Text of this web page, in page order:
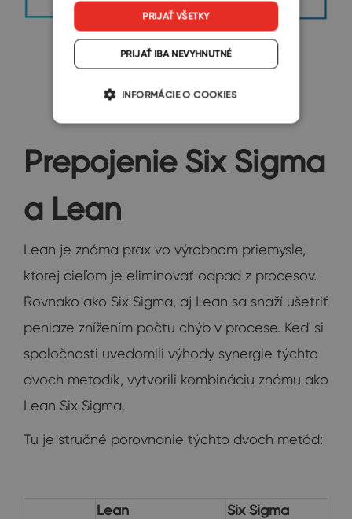
Prepojenie Six Sigma
a Lean
Lean je známa prax vo výrobnom priemysle,
ktorej cieľom je eliminovať odpad z procesov.
Rovnako ako Six Sigma, aj Lean sa snaží ušetriť
peniaze znížením počtu chýb v procese. Keď si
spoločnosti uvedomili výhody synergie týchto
dvoch metodík, vytvorili kombináciu známu ako
Lean Six Sigma.
Tu je stručné porovnanie týchto dvoch metód:
Lean Six Sigma
PRIJAŤ VŠETKY
PRIJAŤ IBA NEVYHNUTNÉ
INFORMÁCIE O COOKIES